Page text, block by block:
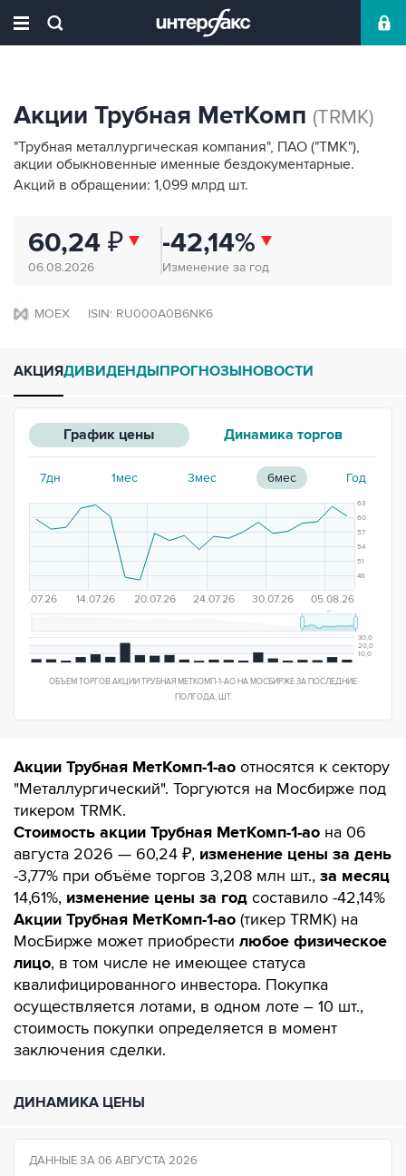
Акции Трубная МетКомп (TRMK)
"Трубная металлургическая компания", ПАО ("ТМК"),
акции обыкновенные именные бездокументарные.
Акций в обращении: 1,099 млрд шт.
60,24 ₽
06.08.2026
-42,14%
Изменение за год
MOEX ISIN: RU000A0B6NK6
АКЦИЯДИВИДЕНДЫПРОГНОЗЫНОВОСТИ
График цены Динамика торгов
7дн 1мес 3мес 6мес Год
48
51
54
57
60
63
10,0
20,0
30,0
08.07.26 14.07.26 20.07.26 24.07.26 30.07.26 05.08.26
ОБЪЕМ ТОРГОВ АКЦИИ ТРУБНАЯ МЕТКОМП-1-АО НА МОСБИРЖЕ ЗА ПОСЛЕДНИЕ
ПОЛГОДА, ШТ.
Акции Трубная МетКомп-1-ао относятся к сектору
"Металлургический". Торгуются на Мосбирже под
тикером TRMK.
Стоимость акции Трубная МетКомп-1-ао на 06
августа 2026 — 60,24 ₽, изменение цены за день
-3,77% при объёме торгов 3,208 млн шт., за месяц
14,61%, изменение цены за год составило -42,14%
Акции Трубная МетКомп-1-ао (тикер TRMK) на
МосБирже может приобрести любое физическое
лицо, в том числе не имеющее статуса
квалифицированного инвестора. Покупка
осуществляется лотами, в одном лоте – 10 шт.,
стоимость покупки определяется в момент
заключения сделки.
ДИНАМИКА ЦЕНЫ
ДАННЫЕ ЗА 06 АВГУСТА 2026